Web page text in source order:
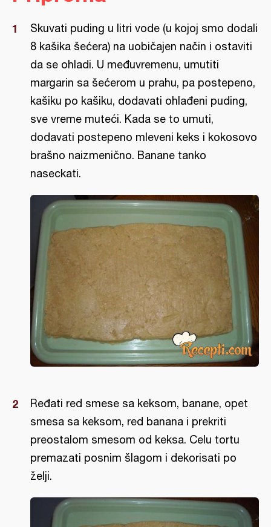
Skuvati puding u litri vode (u kojoj smo dodali
8 kašika šećera) na uobičajen način i ostaviti
da se ohladi. U međuvremenu, umutiti
margarin sa šećerom u prahu, pa postepeno,
kašiku po kašiku, dodavati ohlađeni puding,
sve vreme muteći. Каda se to umuti,
dodavati postepeno mleveni keks i kokosovo
brašno naizmenično. Banane tanko
naseckati.
Ređati red smese sa keksom, banane, opet
smesa sa keksom, red banana i prekriti
preostalom smesom od keksa. Celu tortu
premazati posnim šlagom i dekorisati po
želji.